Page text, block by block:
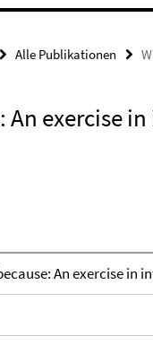
Alle Publikationen
An exercise
An exercise in